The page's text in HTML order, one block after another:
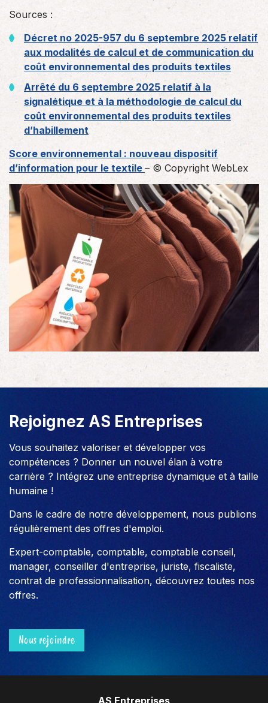
Sources :
Décret no 2025-957 du 6 septembre 2025 relatif
aux modalités de calcul et de communication du
coût environnemental des produits textiles
Arrêté du 6 septembre 2025 relatif à la
signalétique et à la méthodologie de calcul du
coût environnemental des produits textiles
d’habillement
Score environnemental : nouveau dispositif
d’information pour le textile – © Copyright WebLex
Rejoignez AS Entreprises
Vous souhaitez valoriser et développer vos
compétences ? Donner un nouvel élan à votre
carrière ? Intégrez une entreprise dynamique et à taille
humaine !
Dans le cadre de notre développement, nous publions
régulièrement des offres d'emploi.
Expert-comptable, comptable, comptable conseil,
manager, conseiller d'entreprise, juriste, fiscaliste,
contrat de professionnalisation, découvrez toutes nos
offres.
Nous rejoindre
AS Entreprises